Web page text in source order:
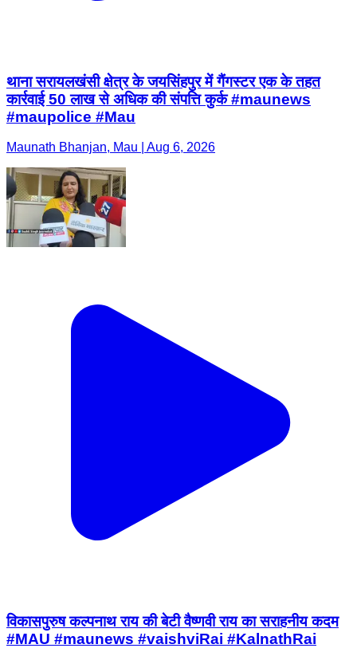
थाना सरायलखंसी क्षेत्र के जयसिंहपुर में गैंगस्टर एक के तहत
कार्रवाई 50 लाख से अधिक की संपत्ति कुर्क #maunews
#maupolice #Mau
Maunath Bhanjan, Mau | Aug 6, 2026
विकासपुरुष कल्पनाथ राय की बेटी वैष्णवी राय का सराहनीय कदम
#MAU #maunews #vaishviRai #KalnathRai